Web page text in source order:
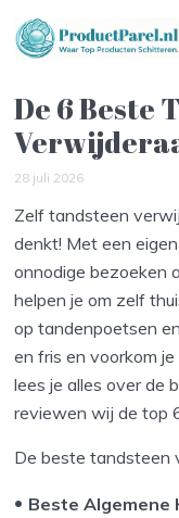
De 6 Beste
28 juli 2026
Zelf tandsteen
denkt! Met een
onnodige bezoeken
helpen je om zelf
op tandenpoetsen
en fris en voorkom
lees je alles over de
reviewen wij de top
De beste tandsteen
Beste Algemene